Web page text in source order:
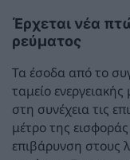
Έρχεται νέα
ρεύματος
Τα έσοδα από το
ταμείο
στη συνέχεια τις
μέτρο της
επιβάρυνση στους